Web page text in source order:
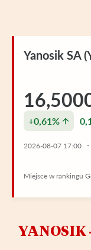
Yanosik SA
+0,61%
2026-08-07 17:00
Miejsce w rankingu
YANOSIK